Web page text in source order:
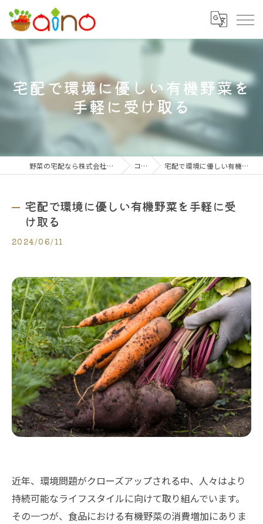
宅配で環境に優しい有機野菜を
手軽に受け取る
野菜の宅配なら株式会社大阪愛農食品センター コラム 宅配で環境に優しい有機野菜を手軽に受け取る
宅配で環境に優しい有機野菜を手軽に受
け取る
2024/06/11
近年、環境問題がクローズアップされる中、人々はより
持続可能なライフスタイルに向けて取り組んでいます。
その一つが、食品における有機野菜の消費増加にありま